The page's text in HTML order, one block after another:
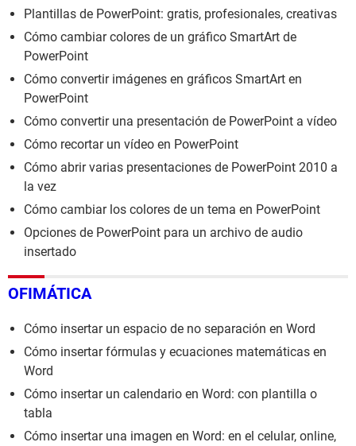
Plantillas de PowerPoint: gratis, profesionales, creativas
Cómo cambiar colores de un gráfico SmartArt de
PowerPoint
Cómo convertir imágenes en gráficos SmartArt en
PowerPoint
Cómo convertir una presentación de PowerPoint a vídeo
Cómo recortar un vídeo en PowerPoint
Cómo abrir varias presentaciones de PowerPoint 2010 a
la vez
Cómo cambiar los colores de un tema en PowerPoint
Opciones de PowerPoint para un archivo de audio
insertado
OFIMÁTICA
Cómo insertar un espacio de no separación en Word
Cómo insertar fórmulas y ecuaciones matemáticas en
Word
Cómo insertar un calendario en Word: con plantilla o
tabla
Cómo insertar una imagen en Word: en el celular, online,